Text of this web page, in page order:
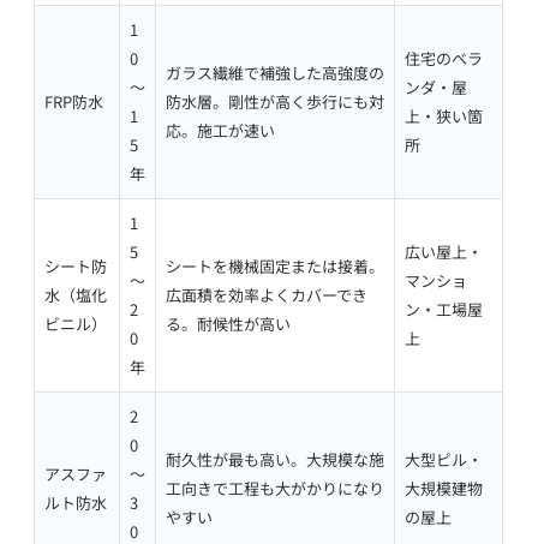
FRP防水
1
0
〜
1
5
年
ガラス繊維で補強した高強度の
防水層。剛性が高く歩行にも対
応。施工が速い
住宅のベラ
ンダ・屋
上・狭い箇
所
シート防
水（塩化
ビニル）
1
5
〜
2
0
年
シートを機械固定または接着。
広面積を効率よくカバーでき
る。耐候性が高い
広い屋上・
マンショ
ン・工場屋
上
アスファ
ルト防水
2
0
〜
3
0
耐久性が最も高い。大規模な施
工向きで工程も大がかりになり
やすい
大型ビル・
大規模建物
の屋上